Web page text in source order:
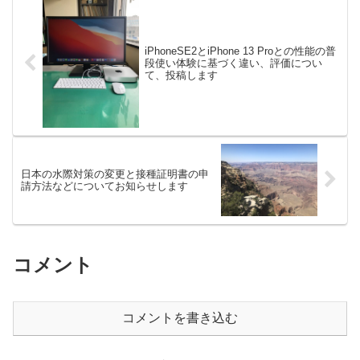
iPhoneSE2とiPhone 13 Proとの性能の普
段使い体験に基づく違い、評価につい
て、投稿します
日本の水際対策の変更と接種証明書の申
請方法などについてお知らせします
コメント
コメントを書き込む